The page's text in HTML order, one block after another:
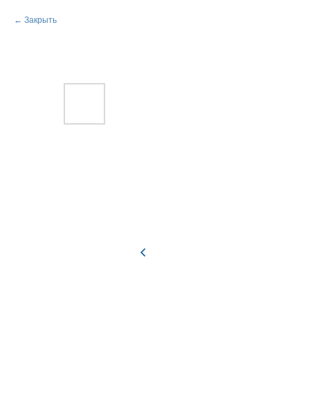
Закрыть